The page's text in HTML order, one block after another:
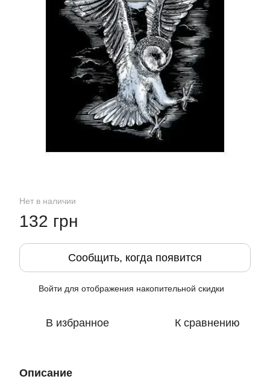
Нет в наличии
132 грн
Сообщить, когда появится
Войти для отображения накопительной скидки
В избранное К сравнению
Описание